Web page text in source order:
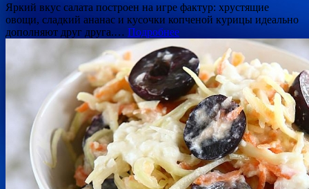
Яркий вкус салата построен на игре фактур: хрустящие
овощи, сладкий ананас и кусочки копченой курицы идеально
дополняют друг друга.… Подробнее